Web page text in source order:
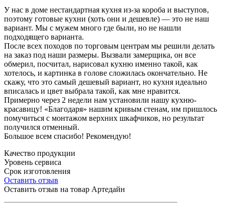
У нас в доме нестандартная кухня из-за короба и выступов,
поэтому готовые кухни (хоть они и дешевле) — это не наш
вариант. Мы с мужем много где были, но не нашли
подходящего варианта.
После всех походов по торговым центрам мы решили делать
на заказ под наши размеры. Вызвали замерщика, он все
обмерил, посчитал, нарисовал кухню именно такой, как
хотелось, и картинка в голове сложилась окончательно. Не
скажу, что это самый дешевый вариант, но кухня идеально
вписалась и цвет выбрала такой, как мне нравится.
Примерно через 2 недели нам установили нашу кухню-
красавицу! «Благодаря» нашим кривым стенам, им пришлось
помучиться с монтажом верхних шкафчиков, но результат
получился отменный.
Большое всем спасибо! Рекомендую!
Качество продукции
Уровень сервиса
Срок изготовления
Оставить отзыв
Оставить отзыв на товар Артедайн